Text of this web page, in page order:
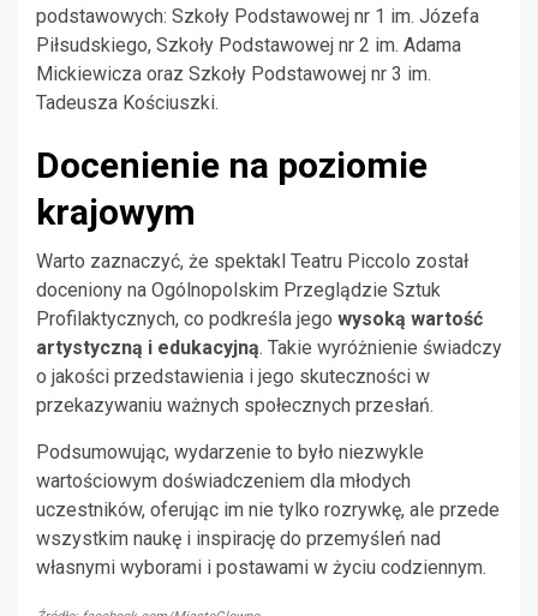
podstawowych: Szkoły Podstawowej nr 1 im. Józefa
Piłsudskiego, Szkoły Podstawowej nr 2 im. Adama
Mickiewicza oraz Szkoły Podstawowej nr 3 im.
Tadeusza Kościuszki.
Docenienie na poziomie
krajowym
Warto zaznaczyć, że spektakl Teatru Piccolo został
doceniony na Ogólnopolskim Przeglądzie Sztuk
Profilaktycznych, co podkreśla jego wysoką wartość
artystyczną i edukacyjną. Takie wyróżnienie świadczy
o jakości przedstawienia i jego skuteczności w
przekazywaniu ważnych społecznych przesłań.
Podsumowując, wydarzenie to było niezwykle
wartościowym doświadczeniem dla młodych
uczestników, oferując im nie tylko rozrywkę, ale przede
wszystkim naukę i inspirację do przemyśleń nad
własnymi wyborami i postawami w życiu codziennym.